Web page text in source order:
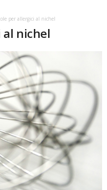
per allergici al nichel
al nichel